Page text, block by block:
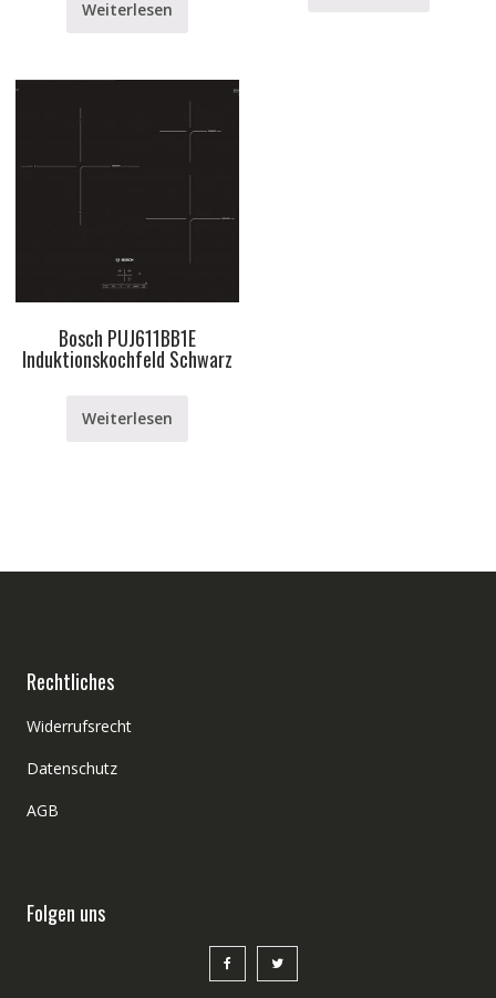
Weiterlesen
Bosch PUJ611BB1E
Induktionskochfeld Schwarz
Weiterlesen
Rechtliches
Widerrufsrecht
Datenschutz
AGB
Folgen uns